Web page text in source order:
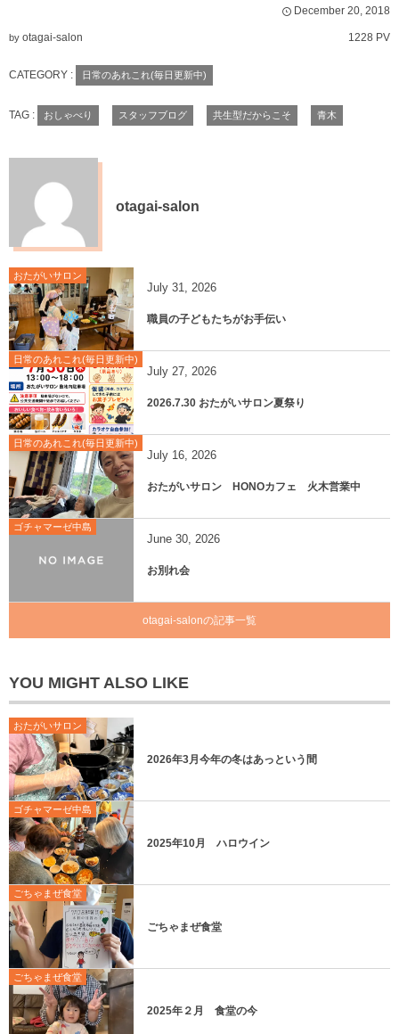
December 20, 2018
by otagai-salon 1228 PV
CATEGORY : 日常のあれこれ(毎日更新中)
TAG : おしゃべり スタッフブログ 共生型だからこそ 青木
otagai-salon
おたがいサロン
July 31, 2026
職員の子どもたちがお手伝い
日常のあれこれ(毎日更新中)
July 27, 2026
2026.7.30 おたがいサロン夏祭り
日常のあれこれ(毎日更新中)
July 16, 2026
おたがいサロン HONOカフェ 火木営業中
ゴチャマーゼ中島
June 30, 2026
お別れ会
otagai-salonの記事一覧
YOU MIGHT ALSO LIKE
おたがいサロン
2026年3月今年の冬はあっという間
ゴチャマーゼ中島
2025年10月 ハロウイン
ごちゃまぜ食堂
ごちゃまぜ食堂
ごちゃまぜ食堂
2025年２月 食堂の今